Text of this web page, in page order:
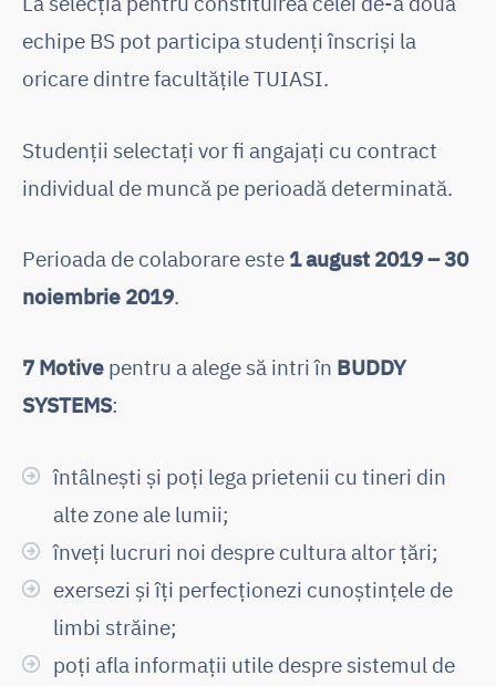
echipe BS pot participa studenți înscriși la
oricare dintre facultățile TUIASI.
Studenții selectați vor fi angajați cu contract
individual de muncă pe perioadă determinată.
Perioada de colaborare este 1 august 2019 – 30
noiembrie 2019.
7 Motive pentru a alege să intri în BUDDY
SYSTEMS:
întâlnești și poți lega prietenii cu tineri din
alte zone ale lumii;
înveți lucruri noi despre cultura altor țări;
exersezi și îți perfecționezi cunoștințele de
limbi străine;
poți afla informații utile despre sistemul de